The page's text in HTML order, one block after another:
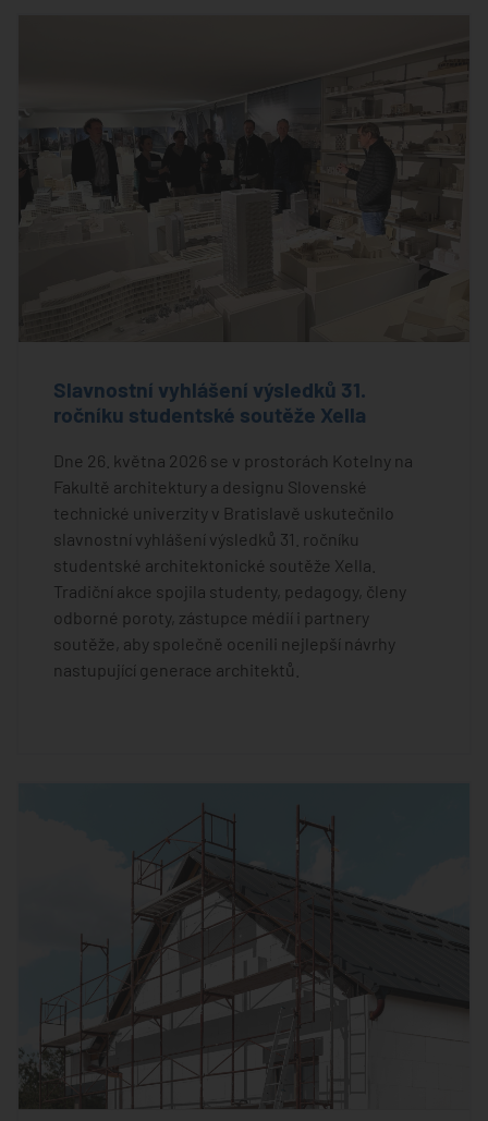
Slavnostní vyhlášení výsledků 31.
ročníku studentské soutěže Xella
Dne 26. května 2026 se v prostorách Kotelny na
Fakultě architektury a designu Slovenské
technické univerzity v Bratislavě uskutečnilo
slavnostní vyhlášení výsledků 31. ročníku
studentské architektonické soutěže Xella.
Tradiční akce spojila studenty, pedagogy, členy
odborné poroty, zástupce médií i partnery
soutěže, aby společně ocenili nejlepší návrhy
nastupující generace architektů.